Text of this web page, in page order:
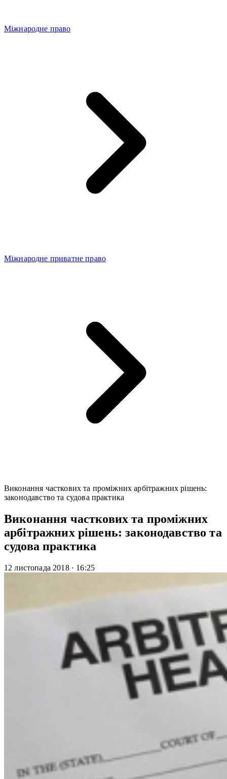
Міжнародне право
Міжнародне приватне право
Виконання часткових та проміжних арбітражних рішень:
законодавство та судова практика
Виконання часткових та проміжних
арбітражних рішень: законодавство та
судова практика
12 листопада 2018 · 16:25